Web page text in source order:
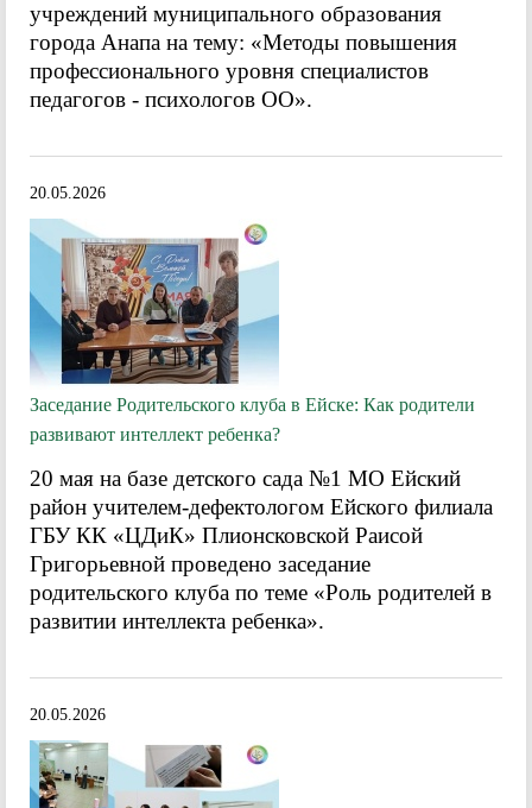
учреждений муниципального образования
города Анапа на тему: «Методы повышения
профессионального уровня специалистов
педагогов - психологов ОО».
20.05.2026
Заседание Родительского клуба в Ейске: Как родители
развивают интеллект ребенка?
20 мая на базе детского сада №1 МО Ейский
район учителем-дефектологом Ейского филиала
ГБУ КК «ЦДиК» Плионсковской Раисой
Григорьевной проведено заседание
родительского клуба по теме «Роль родителей в
развитии интеллекта ребенка».
20.05.2026